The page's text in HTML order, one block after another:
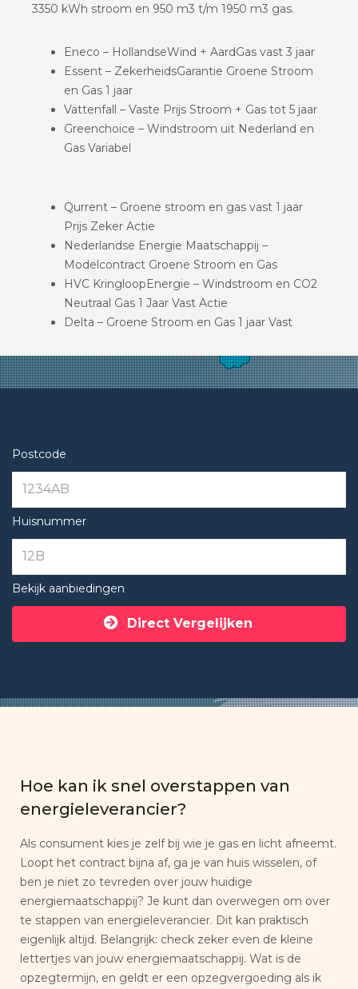
3350 kWh stroom en 950 m3 t/m 1950 m3 gas.
Eneco – HollandseWind + AardGas vast 3 jaar
Essent – ZekerheidsGarantie Groene Stroom
en Gas 1 jaar
Vattenfall – Vaste Prijs Stroom + Gas tot 5 jaar
Greenchoice – Windstroom uit Nederland en
Gas Variabel
Qurrent – Groene stroom en gas vast 1 jaar
Prijs Zeker Actie
Nederlandse Energie Maatschappij –
Modelcontract Groene Stroom en Gas
HVC KringloopEnergie – Windstroom en CO2
Neutraal Gas 1 Jaar Vast Actie
Delta – Groene Stroom en Gas 1 jaar Vast
Postcode
Huisnummer
Bekijk aanbiedingen
Direct Vergelijken
Hoe kan ik snel overstappen van
energieleverancier?
Als consument kies je zelf bij wie je gas en licht afneemt.
Loopt het contract bijna af, ga je van huis wisselen, of
ben je niet zo tevreden over jouw huidige
energiemaatschappij? Je kunt dan overwegen om over
te stappen van energieleverancier. Dit kan praktisch
eigenlijk altijd. Belangrijk: check zeker even de kleine
lettertjes van jouw energiemaatschappij. Wat is de
opzegtermijn, en geldt er een opzegvergoeding als ik